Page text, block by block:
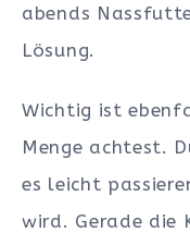
abends
Lösung.
Wichtig ist
Menge achtest.
es leicht
wird. Gerade die